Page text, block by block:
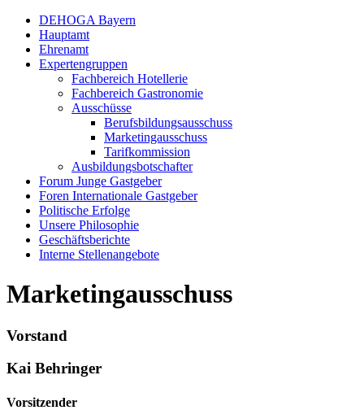
DEHOGA Bayern
Hauptamt
Ehrenamt
Expertengruppen
Fachbereich Hotellerie
Fachbereich Gastronomie
Ausschüsse
Berufsbildungsausschuss
Marketingausschuss
Tarifkommission
Ausbildungsbotschafter
Forum Junge Gastgeber
Foren Internationale Gastgeber
Politische Erfolge
Unsere Philosophie
Geschäftsberichte
Interne Stellenangebote
Marketingausschuss
Vorstand
Kai Behringer
Vorsitzender